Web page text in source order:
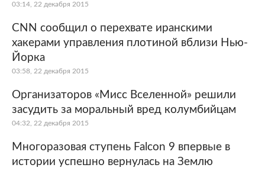
03:14, 22 декабря 2015
CNN сообщил о перехвате иранскими
хакерами управления плотиной вблизи Нью-
Йорка
03:58, 22 декабря 2015
Организаторов «Мисс Вселенной» решили
засудить за моральный вред колумбийцам
04:32, 22 декабря 2015
Многоразовая ступень Falcon 9 впервые в
истории успешно вернулась на Землю